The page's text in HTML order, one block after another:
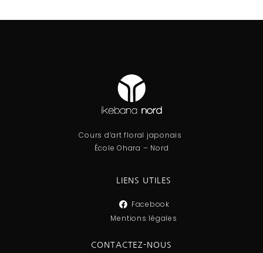
Cours d’art floral japonais
École Ohara – Nord
LIENS UTILES
Facebook
Mentions légales
CONTACTEZ-NOUS